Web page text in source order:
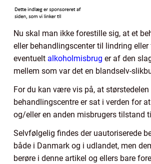
Nu skal man ikke forestille sig, at et
eller behandlingscenter til lindring
eventuelt alkoholmisbrug er af den
mellem som var det en blandselv-
For du kan være vis på, at
behandlingscentre er sat i verden for
og/eller en anden misbrugers tilstand
Selvfølgelig findes der uautoriserede
både i Danmark og i udlandet, men
berøre i denne artikel og ellers bare